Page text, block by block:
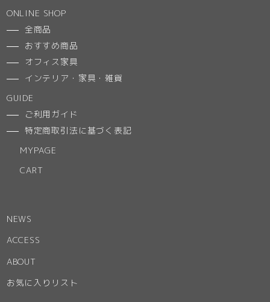
ONLINE SHOP
全商品
おすすめ商品
オフィス家具
インテリア・家具・雑貨
GUIDE
ご利用ガイド
特定商取引法に基づく表記
MYPAGE
CART
NEWS
ACCESS
ABOUT
お気に入りリスト